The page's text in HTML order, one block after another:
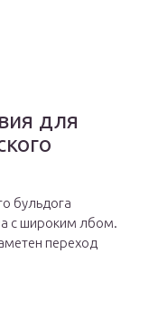
для
бульдога
с широким лбом.
переход